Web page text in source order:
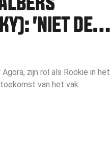
'NIET DE
WINT, MAAR
SNELST
zijn rol als Rookie in het
van het vak.